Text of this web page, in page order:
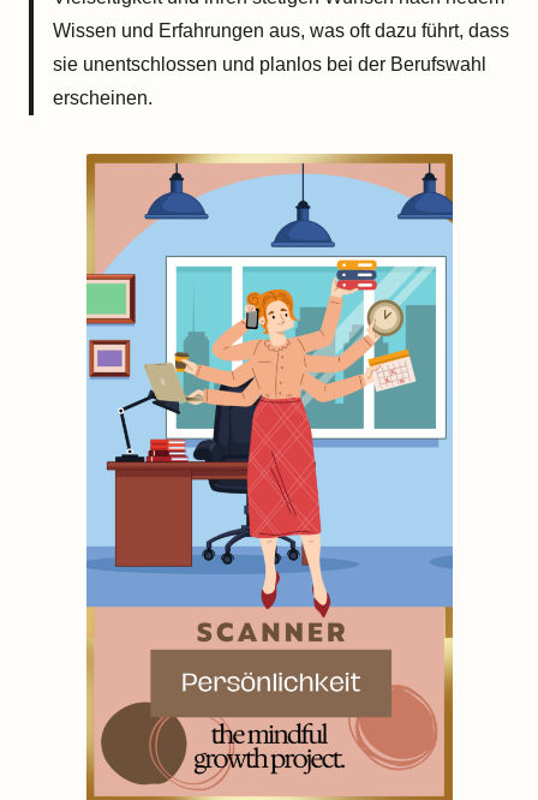
Wissen und Erfahrungen aus, was oft dazu führt, dass
sie unentschlossen und planlos bei der Berufswahl
erscheinen.